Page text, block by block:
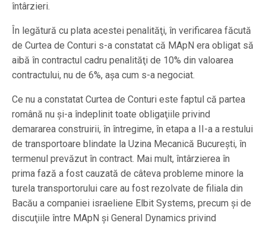
întârzieri.
În legătură cu plata acestei penalităţi, în verificarea făcută
de Curtea de Conturi s-a constatat că MApN era obligat să
aibă în contractul cadru penalităţi de 10% din valoarea
contractului, nu de 6%, aşa cum s-a negociat.
Ce nu a constatat Curtea de Conturi este faptul că partea
română nu şi-a îndeplinit toate obligaţiile privind
demararea construirii, în întregime, în etapa a II-a a restului
de transportoare blindate la Uzina Mecanică Bucureşti, în
termenul prevăzut în contract. Mai mult, întârzierea în
prima fază a fost cauzată de câteva probleme minore la
turela transportorului care au fost rezolvate de filiala din
Bacău a companiei israeliene Elbit Systems, precum şi de
discuţiile între MApN şi General Dynamics privind